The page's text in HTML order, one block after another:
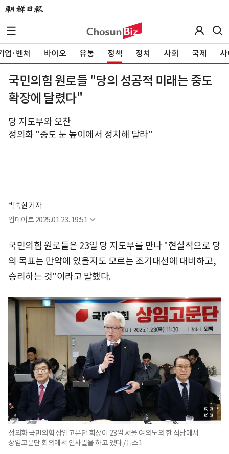
업·벤처 바이오 유통 정책 정치 사회 국제 사
국민의힘 원로들 "당의 성공적 미래는 중도
확장에 달렸다"
당 지도부와 오찬
정의화 "중도 눈 높이에서 정치해 달라"
박숙현 기자
업데이트 2025.01.23. 19:51
국민의힘 원로들은 23일 당 지도부를 만나 "현실적으로 당
의 목표는 만약에 있을지도 모르는 조기대선에 대비하고,
승리하는 것"이라고 말했다.
정의화 국민의힘 상임고문단 회장이 23일 서울 여의도의 한 식당에서
상임고문단 회의에서 인사말을 하고 있다./뉴스1